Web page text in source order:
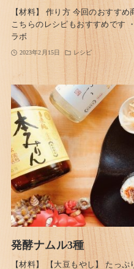
【材料】 作り方 今回のおすす
こちらのレシピもおすすめです
ラボ
2023年2月15日 レシピ
発酵ナムル3種
【材料】 【大豆もやし】 たっ